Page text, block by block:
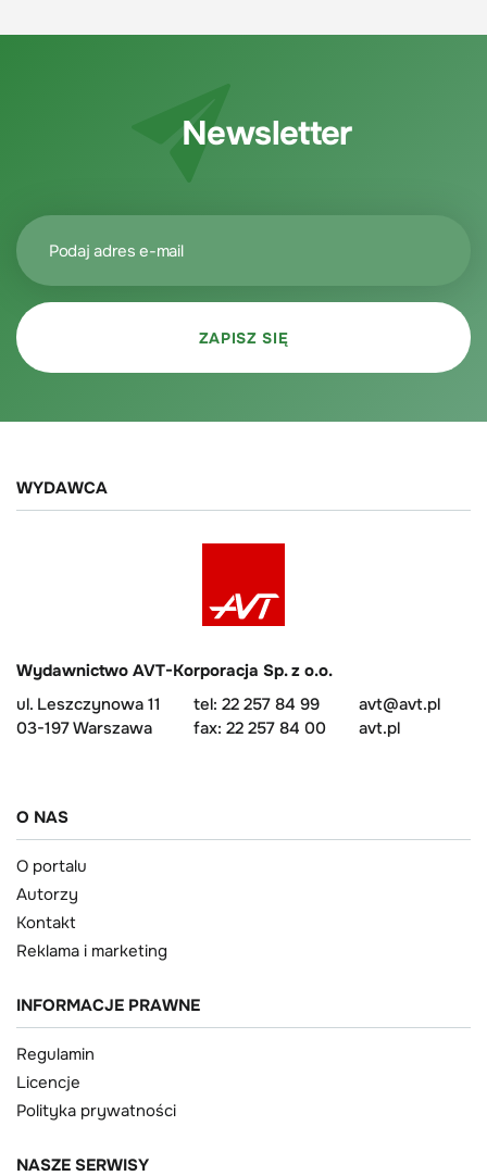
Newsletter
WYDAWCA
Wydawnictwo AVT-Korporacja Sp. z o.o.
ul. Leszczynowa 11
03-197 Warszawa
tel: 22 257 84 99
fax: 22 257 84 00
avt@avt.pl
avt.pl
O NAS
O portalu
Autorzy
Kontakt
Reklama i marketing
INFORMACJE PRAWNE
Regulamin
Licencje
Polityka prywatności
NASZE SERWISY